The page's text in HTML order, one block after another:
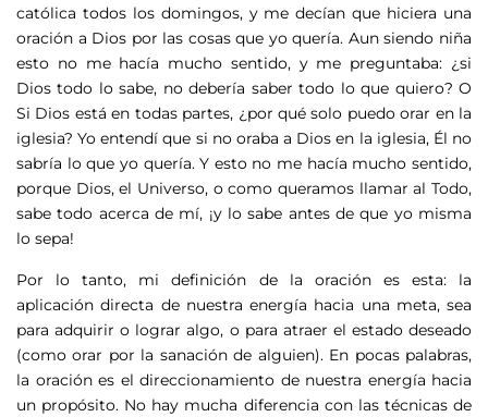
católica todos los domingos, y me decían que hiciera una
oración a Dios por las cosas que yo quería. Aun siendo niña
esto no me hacía mucho sentido, y me preguntaba: ¿si
Dios todo lo sabe, no debería saber todo lo que quiero? O
Si Dios está en todas partes, ¿por qué solo puedo orar en la
iglesia? Yo entendí que si no oraba a Dios en la iglesia, Él no
sabría lo que yo quería. Y esto no me hacía mucho sentido,
porque Dios, el Universo, o como queramos llamar al Todo,
sabe todo acerca de mí, ¡y lo sabe antes de que yo misma
lo sepa!
Por lo tanto, mi definición de la oración es esta: la
aplicación directa de nuestra energía hacia una meta, sea
para adquirir o lograr algo, o para atraer el estado deseado
(como orar por la sanación de alguien). En pocas palabras,
la oración es el direccionamiento de nuestra energía hacia
un propósito. No hay mucha diferencia con las técnicas de